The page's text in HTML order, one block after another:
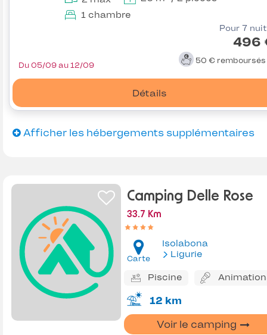
1 chambre
Pour 7
496
50 € remboursés
Détails
Du 05/09 au 12/09
Afficher les hébergements supplémentaires
Camping Delle Rose
33.7 Km
Carte
Isolabona
Ligurie
Piscine
12 km
Voir le camping